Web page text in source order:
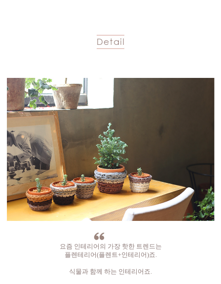
요즘 인테리어의 가장 핫한 트렌드는
플렌테리어(플렌트+인테리어)죠.
식물과 함께 하는 인테리어죠.